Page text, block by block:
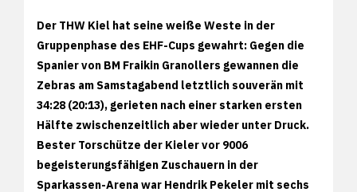
Der THW Kiel hat seine weiße Weste in der
Gruppenphase des EHF-Cups gewahrt: Gegen die
Spanier von BM Fraikin Granollers gewannen die
Zebras am Samstagabend letztlich souverän mit
34:28 (20:13), gerieten nach einer starken ersten
Hälfte zwischenzeitlich aber wieder unter Druck.
Bester Torschütze der Kieler vor 9006
begeisterungsfähigen Zuschauern in der
Sparkassen-Arena war Hendrik Pekeler mit sechs